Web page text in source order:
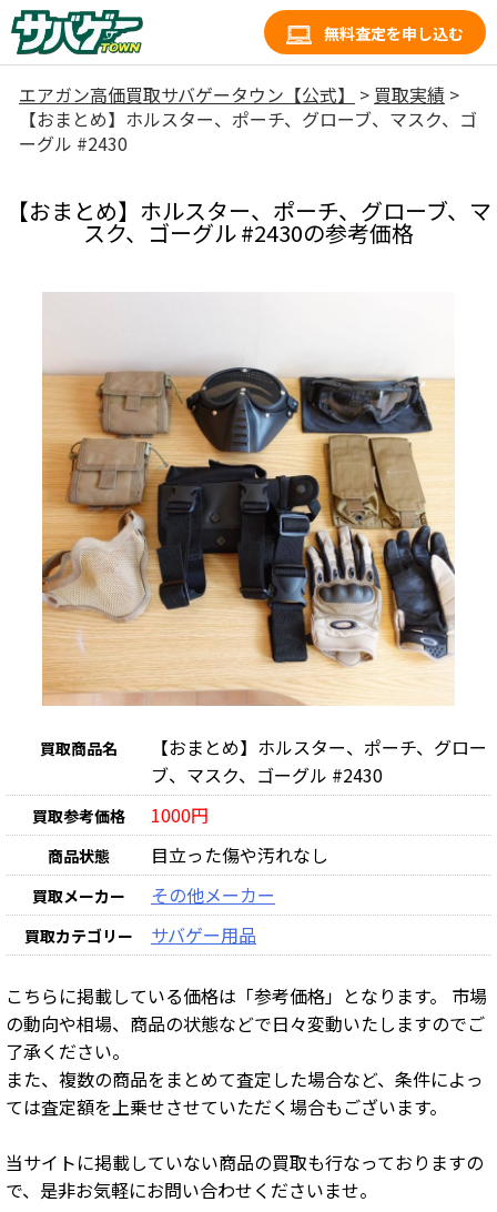
無料査定を申し込む
エアガン高価買取サバゲータウン【公式】 > 買取実績 >
【おまとめ】ホルスター、ポーチ、グローブ、マスク、ゴ
ーグル #2430
【おまとめ】ホルスター、ポーチ、グローブ、マ
スク、ゴーグル #2430の参考価格
買取商品名
【おまとめ】ホルスター、ポーチ、グロー
ブ、マスク、ゴーグル #2430
買取参考価格 1000円
商品状態 目立った傷や汚れなし
買取メーカー その他メーカー
買取カテゴリー サバゲー用品
こちらに掲載している価格は「参考価格」となります。 市場
の動向や相場、商品の状態などで日々変動いたしますのでご
了承ください。
また、複数の商品をまとめて査定した場合など、条件によっ
ては査定額を上乗せさせていただく場合もございます。
当サイトに掲載していない商品の買取も行なっておりますの
で、是非お気軽にお問い合わせくださいませ。